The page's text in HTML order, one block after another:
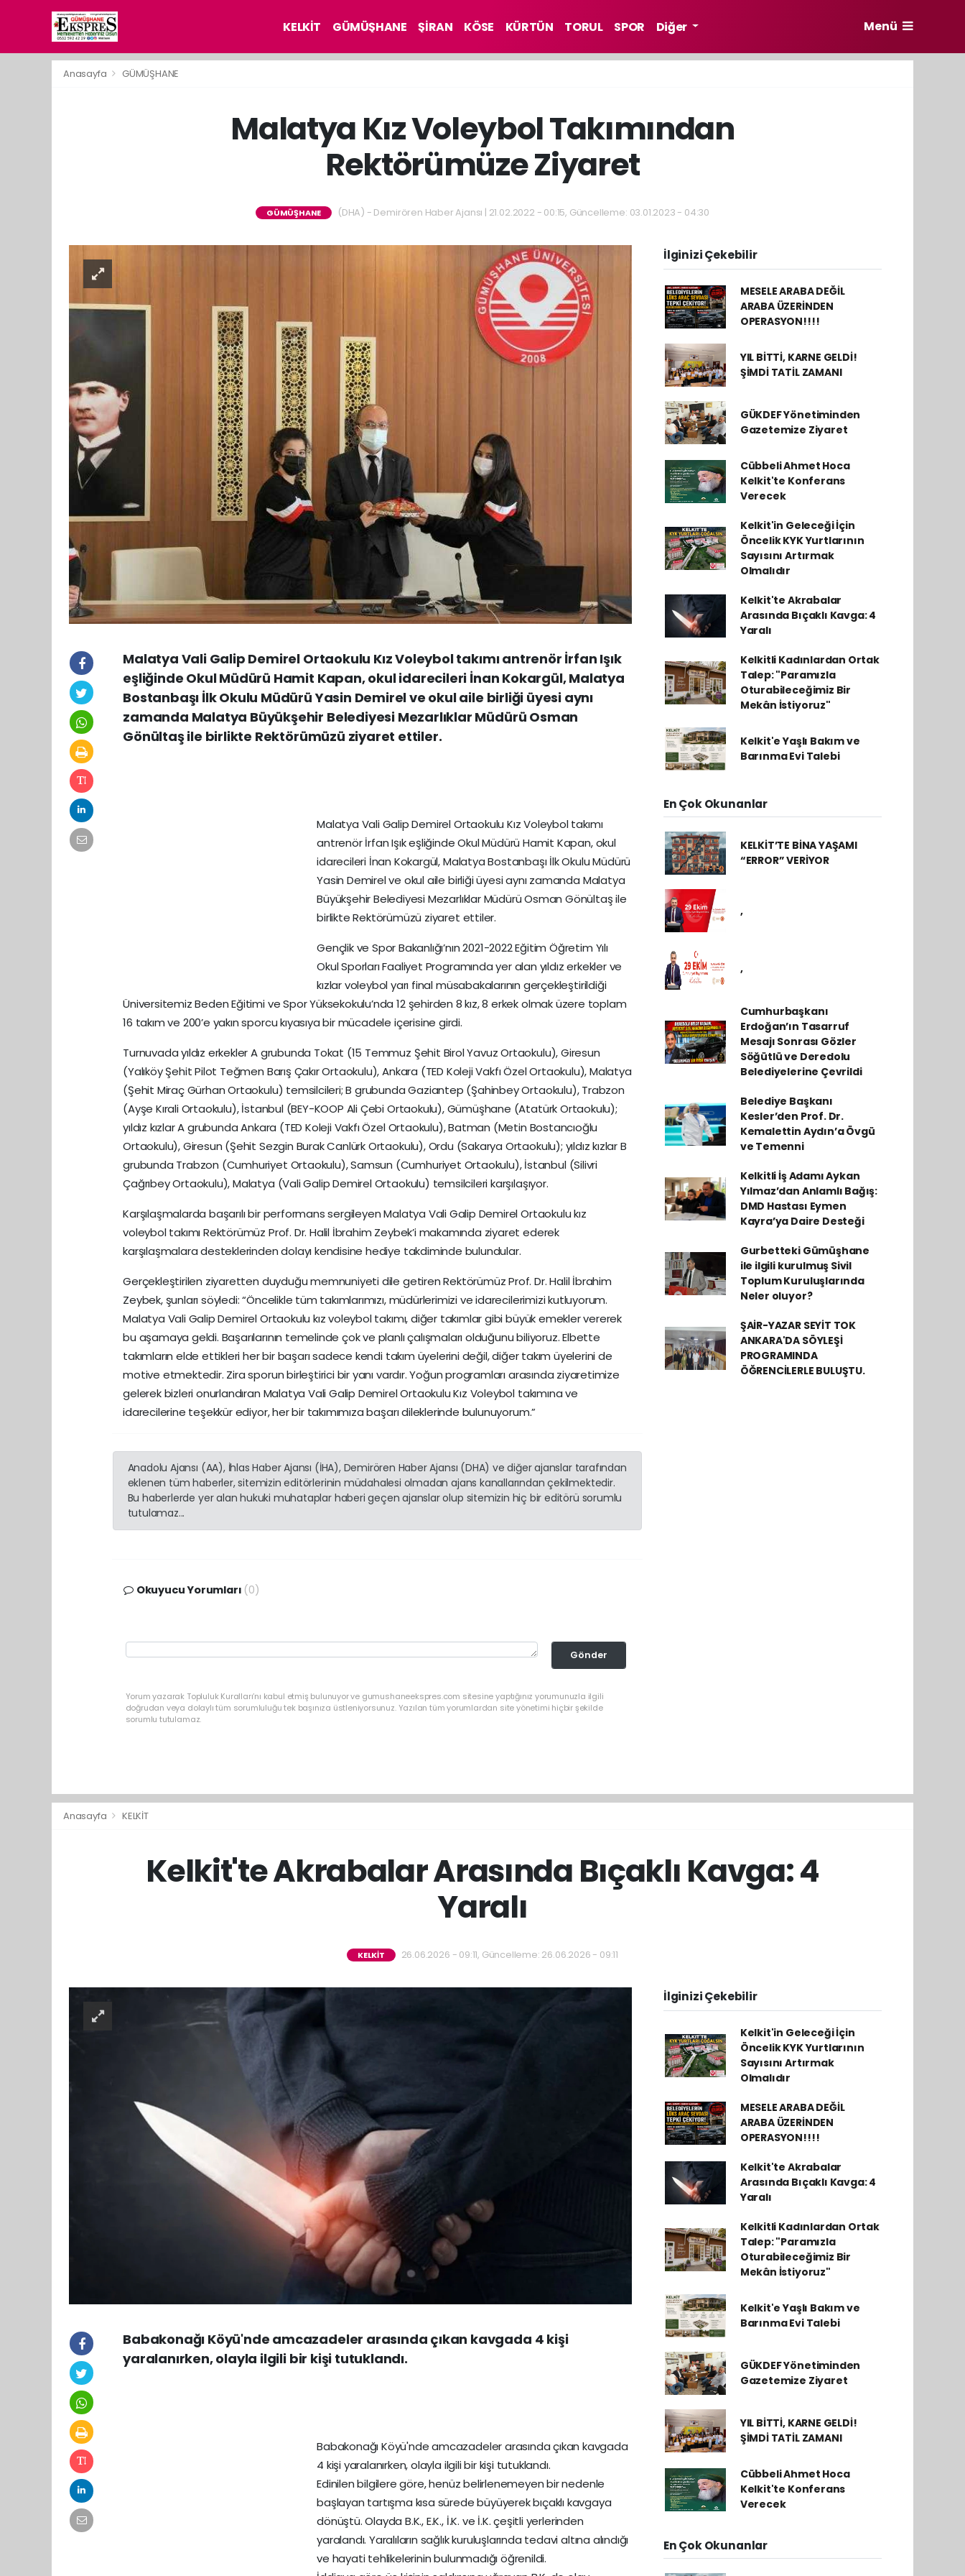
KELKİT GÜMÜŞHANE ŞİRAN KÖSE KÜRTÜN TORUL SPOR Diğer Menü
Anasayfa GÜMÜŞHANE
Malatya Kız Voleybol Takımından
Rektörümüze Ziyaret
GÜMÜŞHANE (DHA) - Demirören Haber Ajansı | 21.02.2022 - 00:15, Güncelleme: 03.01.2023 - 04:30
Malatya Vali Galip Demirel Ortaokulu Kız Voleybol takımı antrenör İrfan Işık
eşliğinde Okul Müdürü Hamit Kapan, okul idarecileri İnan Kokargül, Malatya
Bostanbaşı İlk Okulu Müdürü Yasin Demirel ve okul aile birliği üyesi aynı
zamanda Malatya Büyükşehir Belediyesi Mezarlıklar Müdürü Osman
Gönültaş ile birlikte Rektörümüzü ziyaret ettiler.
Malatya Vali Galip Demirel Ortaokulu Kız Voleybol takımı
antrenör İrfan Işık eşliğinde Okul Müdürü Hamit Kapan, okul
idarecileri İnan Kokargül, Malatya Bostanbaşı İlk Okulu Müdürü
Yasin Demirel ve okul aile birliği üyesi aynı zamanda Malatya
Büyükşehir Belediyesi Mezarlıklar Müdürü Osman Gönültaş ile
birlikte Rektörümüzü ziyaret ettiler.
Gençlik ve Spor Bakanlığı’nın 2021-2022 Eğitim Öğretim Yılı
Okul Sporları Faaliyet Programında yer alan yıldız erkekler ve
kızlar voleybol yarı final müsabakalarının gerçekleştirildiği
Üniversitemiz Beden Eğitimi ve Spor Yüksekokulu’nda 12 şehirden 8 kız, 8 erkek olmak üzere toplam
16 takım ve 200’e yakın sporcu kıyasıya bir mücadele içerisine girdi.
Turnuvada yıldız erkekler A grubunda Tokat (15 Temmuz Şehit Birol Yavuz Ortaokulu), Giresun
(Yalıköy Şehit Pilot Teğmen Barış Çakır Ortaokulu), Ankara (TED Koleji Vakfı Özel Ortaokulu), Malatya
(Şehit Miraç Gürhan Ortaokulu) temsilcileri; B grubunda Gaziantep (Şahinbey Ortaokulu), Trabzon
(Ayşe Kırali Ortaokulu), İstanbul (BEY-KOOP Ali Çebi Ortaokulu), Gümüşhane (Atatürk Ortaokulu);
yıldız kızlar A grubunda Ankara (TED Koleji Vakfı Özel Ortaokulu), Batman (Metin Bostancıoğlu
Ortaokulu), Giresun (Şehit Sezgin Burak Canlürk Ortaokulu), Ordu (Sakarya Ortaokulu); yıldız kızlar B
grubunda Trabzon (Cumhuriyet Ortaokulu), Samsun (Cumhuriyet Ortaokulu), İstanbul (Silivri
Çağrıbey Ortaokulu), Malatya (Vali Galip Demirel Ortaokulu) temsilcileri karşılaşıyor.
Karşılaşmalarda başarılı bir performans sergileyen Malatya Vali Galip Demirel Ortaokulu kız
voleybol takımı Rektörümüz Prof. Dr. Halil İbrahim Zeybek’i makamında ziyaret ederek
karşılaşmalara desteklerinden dolayı kendisine hediye takdiminde bulundular.
Gerçekleştirilen ziyaretten duyduğu memnuniyeti dile getiren Rektörümüz Prof. Dr. Halil İbrahim
Zeybek, şunları söyledi: “Öncelikle tüm takımlarımızı, müdürlerimizi ve idarecilerimizi kutluyorum.
Malatya Vali Galip Demirel Ortaokulu kız voleybol takımı, diğer takımlar gibi büyük emekler vererek
bu aşamaya geldi. Başarılarının temelinde çok ve planlı çalışmaları olduğunu biliyoruz. Elbette
takımların elde ettikleri her bir başarı sadece kendi takım üyelerini değil, diğer takım üyelerini de
motive etmektedir. Zira sporun birleştirici bir yanı vardır. Yoğun programları arasında ziyaretimize
gelerek bizleri onurlandıran Malatya Vali Galip Demirel Ortaokulu Kız Voleybol takımına ve
idarecilerine teşekkür ediyor, her bir takımımıza başarı dileklerinde bulunuyorum.”
Anadolu Ajansı (AA), İhlas Haber Ajansı (İHA), Demirören Haber Ajansı (DHA) ve diğer ajanslar tarafından
eklenen tüm haberler, sitemizin editörlerinin müdahalesi olmadan ajans kanallarından çekilmektedir.
Bu haberlerde yer alan hukuki muhataplar haberi geçen ajanslar olup sitemizin hiç bir editörü sorumlu
tutulamaz...
Okuyucu Yorumları (0)
Gönder
Yorum yazarak Topluluk Kuralları’nı kabul etmiş bulunuyor ve gumushaneekspres.com sitesine yaptığınız yorumunuzla ilgili
doğrudan veya dolaylı tüm sorumluluğu tek başınıza üstleniyorsunuz. Yazılan tüm yorumlardan site yönetimi hiçbir şekilde
sorumlu tutulamaz.
İlginizi Çekebilir
MESELE ARABA DEĞİL
ARABA ÜZERİNDEN
OPERASYON!!!!
YIL BİTTİ, KARNE GELDİ!
ŞİMDİ TATİL ZAMANI
GÜKDEF Yönetiminden
Gazetemize Ziyaret
Cübbeli Ahmet Hoca
Kelkit'te Konferans
Verecek
Kelkit'in Geleceği İçin
Öncelik KYK Yurtlarının
Sayısını Artırmak
Olmalıdır
Kelkit'te Akrabalar
Arasında Bıçaklı Kavga: 4
Yaralı
Kelkitli Kadınlardan Ortak
Talep: "Paramızla
Oturabileceğimiz Bir
Mekân İstiyoruz"
Kelkit'e Yaşlı Bakım ve
Barınma Evi Talebi
En Çok Okunanlar
KELKİT’TE BİNA YAŞAMI
“ERROR” VERİYOR
,
,
Cumhurbaşkanı
Erdoğan’ın Tasarruf
Mesajı Sonrası Gözler
Söğütlü ve Deredolu
Belediyelerine Çevrildi
Belediye Başkanı
Kesler’den Prof. Dr.
Kemalettin Aydın’a Övgü
ve Temenni
Kelkitli İş Adamı Aykan
Yılmaz’dan Anlamlı Bağış:
DMD Hastası Eymen
Kayra’ya Daire Desteği
Gurbetteki Gümüşhane
ile ilgili kurulmuş Sivil
Toplum Kuruluşlarında
Neler oluyor?
ŞAİR-YAZAR SEYİT TOK
ANKARA'DA SÖYLEŞİ
PROGRAMINDA
ÖĞRENCİLERLE BULUŞTU.
Anasayfa KELKİT
Kelkit'te Akrabalar Arasında Bıçaklı Kavga: 4
Yaralı
KELKİT 26.06.2026 - 09:11, Güncelleme: 26.06.2026 - 09:11
Babakonağı Köyü'nde amcazadeler arasında çıkan kavgada 4 kişi
yaralanırken, olayla ilgili bir kişi tutuklandı.
Babakonağı Köyü'nde amcazadeler arasında çıkan kavgada
4 kişi yaralanırken, olayla ilgili bir kişi tutuklandı.
Edinilen bilgilere göre, henüz belirlenemeyen bir nedenle
başlayan tartışma kısa sürede büyüyerek bıçaklı kavgaya
dönüştü. Olayda B.K., E.K., İ.K. ve İ.K. çeşitli yerlerinden
yaralandı. Yaralıların sağlık kuruluşlarında tedavi altına alındığı
ve hayati tehlikelerinin bulunmadığı öğrenildi.
İlginizi Çekebilir
Kelkit'in Geleceği İçin
Öncelik KYK Yurtlarının
Sayısını Artırmak
Olmalıdır
MESELE ARABA DEĞİL
ARABA ÜZERİNDEN
OPERASYON!!!!
Kelkit'te Akrabalar
Arasında Bıçaklı Kavga: 4
Yaralı
Kelkitli Kadınlardan Ortak
Talep: "Paramızla
Oturabileceğimiz Bir
Mekân İstiyoruz"
Kelkit'e Yaşlı Bakım ve
Barınma Evi Talebi
GÜKDEF Yönetiminden
Gazetemize Ziyaret
YIL BİTTİ, KARNE GELDİ!
ŞİMDİ TATİL ZAMANI
Cübbeli Ahmet Hoca
Kelkit'te Konferans
Verecek
En Çok Okunanlar